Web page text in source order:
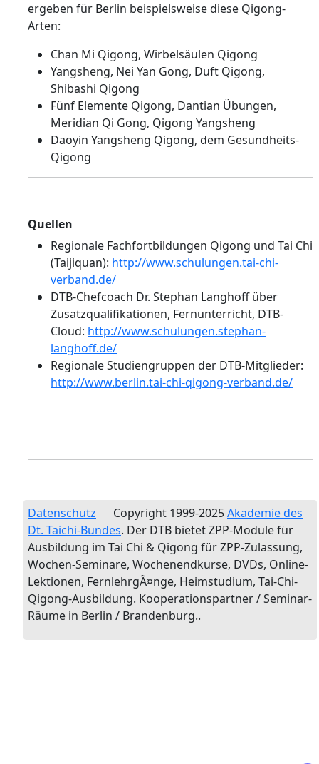
ergeben für Berlin beispielsweise diese Qigong-
Arten:
Chan Mi Qigong, Wirbelsäulen Qigong
Yangsheng, Nei Yan Gong, Duft Qigong,
Shibashi Qigong
Fünf Elemente Qigong, Dantian Übungen,
Meridian Qi Gong, Qigong Yangsheng
Daoyin Yangsheng Qigong, dem Gesundheits-
Qigong
Quellen
Regionale Fachfortbildungen Qigong und Tai Chi
(Taijiquan): http://www.schulungen.tai-chi-
verband.de/
DTB-Chefcoach Dr. Stephan Langhoff über
Zusatzqualifikationen, Fernunterricht, DTB-
Cloud: http://www.schulungen.stephan-
langhoff.de/
Regionale Studiengruppen der DTB-Mitglieder:
http://www.berlin.tai-chi-qigong-verband.de/
Datenschutz Copyright 1999-2025Akademie des
Dt. Taichi-Bundes. Der DTB bietet ZPP-Module für
Ausbildung im Tai Chi & Qigong für ZPP-Zulassung,
Wochen-Seminare, Wochenendkurse, DVDs, Online-
Lektionen, FernlehrgÃ¤nge, Heimstudium, Tai-Chi-
Qigong-Ausbildung. Kooperationspartner / Seminar-
Räume in Berlin / Brandenburg..